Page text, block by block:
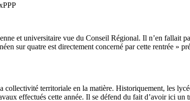
et universitaire vue du Conseil Régional. Il n’en
sur quatre est directement concerné par cette rentrée »
collectivité territoriale en la matière. Historiquement, les
effectués cette année. Il se défend du fait d’avoir ici